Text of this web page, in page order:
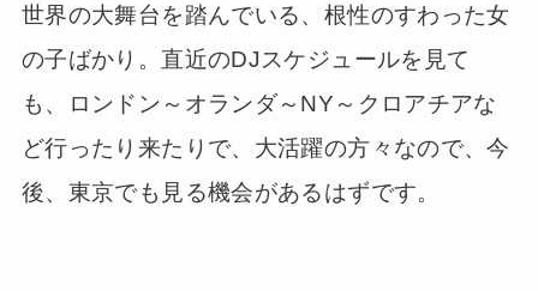
世界の大舞台を踏んでいる、根性のすわった女
の子ばかり。直近のDJスケジュールを見て
も、ロンドン～オランダ～NY～クロアチアな
ど行ったり来たりで、大活躍の方々なので、今
後、東京でも見る機会があるはずです。